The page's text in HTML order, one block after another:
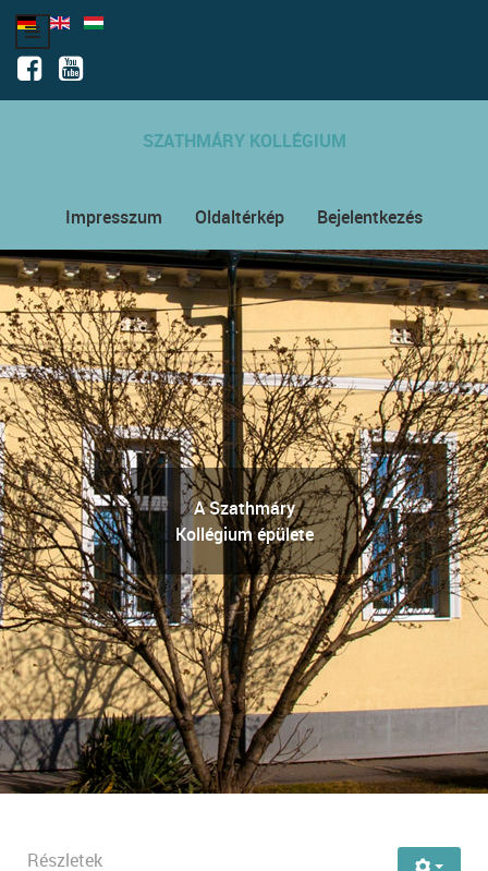
SZATHMÁRY KOLLÉGIUM
Impresszum Oldaltérkép Bejelentkezés
A Szathmáry
Kollégium épülete
Dr. Szabó József és
Szabó Enéh
kollégiumi könyvtár
Imaterem (Zakar
Ödön Exhortációs
Terem)
Részletek